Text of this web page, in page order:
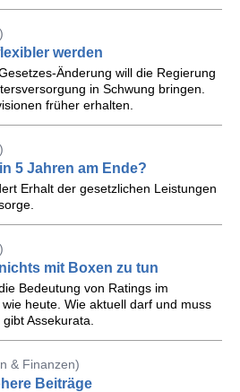
werden
Änderung will die Regierung
in Schwung bringen.
früher erhalten.
5 Jahren am Ende?
Erhalt der gesetzlichen Leistungen
mit Boxen zu tun
Bedeutung von Ratings im
heute. Wie aktuell darf und muss
Assekurata.
& Finanzen)
Beiträge